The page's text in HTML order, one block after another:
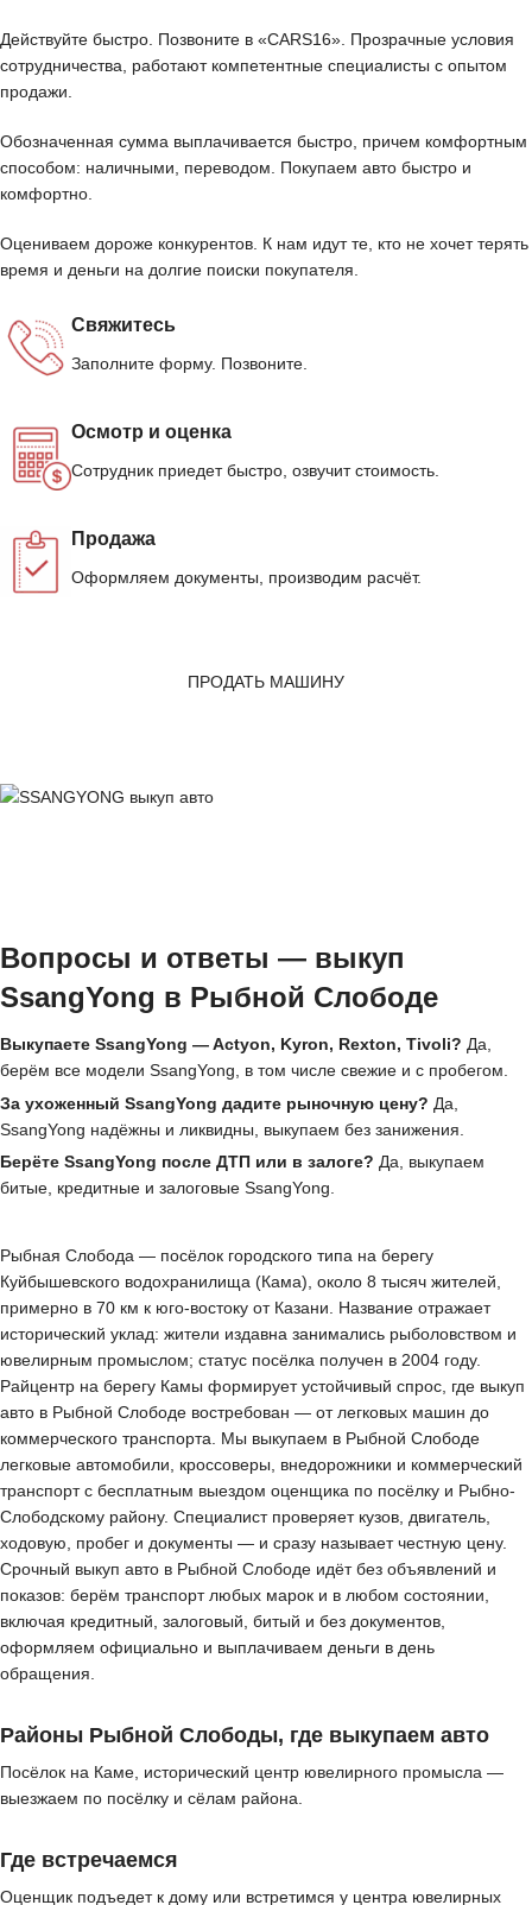
Действуйте быстро. Позвоните в «CARS16». Прозрачные условия
сотрудничества, работают компетентные специалисты с опытом
продажи.
Обозначенная сумма выплачивается быстро, причем комфортным
способом: наличными, переводом. Покупаем авто быстро и
комфортно.
Оцениваем дороже конкурентов. К нам идут те, кто не хочет терять
время и деньги на долгие поиски покупателя.
Свяжитесь
Заполните форму. Позвоните.
Осмотр и оценка
Сотрудник приедет быстро, озвучит стоимость.
Продажа
Оформляем документы, производим расчёт.
ПРОДАТЬ МАШИНУ
Вопросы и ответы — выкуп
SsangYong в Рыбной Слободе
Выкупаете SsangYong — Actyon, Kyron, Rexton, Tivoli? Да,
берём все модели SsangYong, в том числе свежие и с пробегом.
За ухоженный SsangYong дадите рыночную цену? Да,
SsangYong надёжны и ликвидны, выкупаем без занижения.
Берёте SsangYong после ДТП или в залоге? Да, выкупаем
битые, кредитные и залоговые SsangYong.
Рыбная Слобода — посёлок городского типа на берегу
Куйбышевского водохранилища (Кама), около 8 тысяч жителей,
примерно в 70 км к юго-востоку от Казани. Название отражает
исторический уклад: жители издавна занимались рыболовством и
ювелирным промыслом; статус посёлка получен в 2004 году.
Райцентр на берегу Камы формирует устойчивый спрос, где выкуп
авто в Рыбной Слободе востребован — от легковых машин до
коммерческого транспорта. Мы выкупаем в Рыбной Слободе
легковые автомобили, кроссоверы, внедорожники и коммерческий
транспорт с бесплатным выездом оценщика по посёлку и Рыбно-
Слободскому району. Специалист проверяет кузов, двигатель,
ходовую, пробег и документы — и сразу называет честную цену.
Срочный выкуп авто в Рыбной Слободе идёт без объявлений и
показов: берём транспорт любых марок и в любом состоянии,
включая кредитный, залоговый, битый и без документов,
оформляем официально и выплачиваем деньги в день
обращения.
Районы Рыбной Слободы, где выкупаем авто
Посёлок на Каме, исторический центр ювелирного промысла —
выезжаем по посёлку и сёлам района.
Где встречаемся
Оценщик подъедет к дому или встретимся у центра ювелирных